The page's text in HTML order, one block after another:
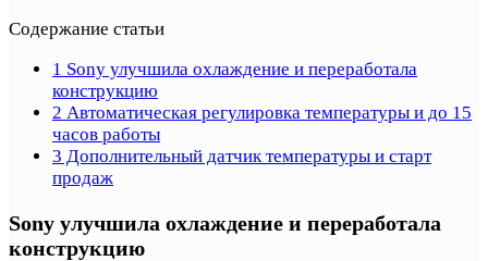
Содержание статьи
1 Sony улучшила охлаждение и переработала
конструкцию
2 Автоматическая регулировка температуры и до 15
часов работы
3 Дополнительный датчик температуры и старт
продаж
Sony улучшила охлаждение и переработала
конструкцию